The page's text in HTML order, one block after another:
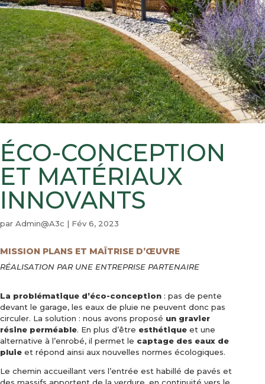
ÉCO-CONCEPTION
ET MATÉRIAUX
INNOVANTS
par Admin@A3c | Fév 6, 2023
MISSION PLANS ET MAÎTRISE D’ŒUVRE
RÉALISATION PAR UNE ENTREPRISE PARTENAIRE
La problématique d’éco-conception : pas de pente
devant le garage, les eaux de pluie ne peuvent donc pas
circuler. La solution : nous avons proposé un gravier
résine perméable. En plus d’être esthétique et une
alternative à l’enrobé, il permet le captage des eaux de
pluie et répond ainsi aux nouvelles normes écologiques.
Le chemin accueillant vers l’entrée est habillé de pavés et
des massifs apportent de la verdure, en continuité vers le